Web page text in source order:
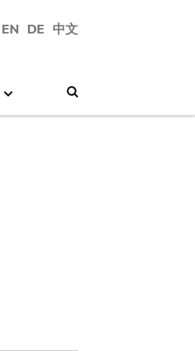
EN DE 中文